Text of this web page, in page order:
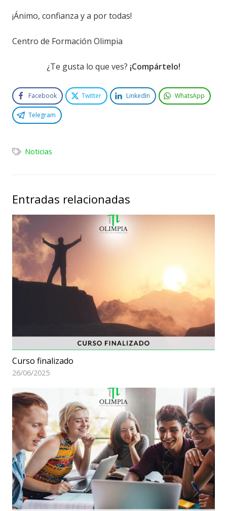
¡Ánimo, confianza y a por todas!
Centro de Formación Olimpia
¿Te gusta lo que ves? ¡Compártelo!
Facebook Twitter LinkedIn WhatsApp
Telegram
Noticias
Entradas relacionadas
Curso finalizado
26/06/2025